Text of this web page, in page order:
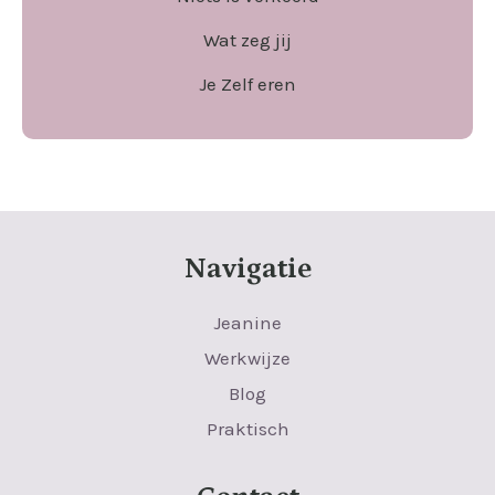
Wat zeg jij
Je Zelf eren
Navigatie
Jeanine
Werkwijze
Blog
Praktisch